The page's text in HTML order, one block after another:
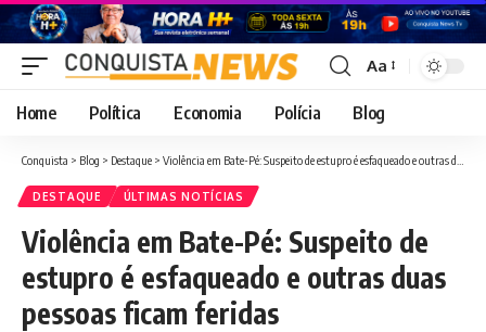
Font
Resizer
Aa
Home Política Economia Polícia Blog
Conquista > Blog > Destaque > Violência em Bate-Pé: Suspeito de estupro é esfaqueado e outras duas pessoas ficam feridas
DESTAQUE ÚLTIMAS NOTÍCIAS
Violência em Bate-Pé: Suspeito de
estupro é esfaqueado e outras duas
pessoas ficam feridas